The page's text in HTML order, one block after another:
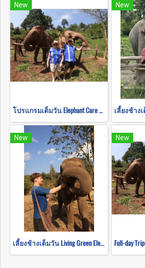
New
โปรแกรมเต็มวัน Elephant Care + Baan Den Temple and Sticky waterfall Program B(ไม่ขี่ช้าง)
New
New
เลี้ยงช้างเต็มวัน Living Green Elephant Sanctuary
New